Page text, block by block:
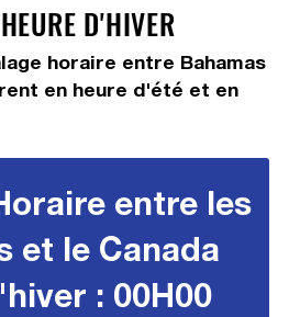
D'HIVER
horaire entre Bahamas
en heure d'été et en
entre les
et le Canada
: 00H00